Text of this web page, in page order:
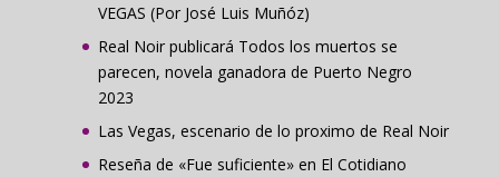
VEGAS (Por José Luis Muñóz)
Real Noir publicará Todos los muertos se
parecen, novela ganadora de Puerto Negro
2023
Las Vegas, escenario de lo proximo de Real Noir
Reseña de «Fue suficiente» en El Cotidiano